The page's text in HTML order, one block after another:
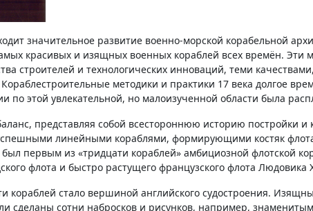
значительное развитие военно-морской корабельной
красивых и изящных военных кораблей всех времён.
строителей и технологических инноваций, теми
методики и практики 17 века долгое
по этой увлекательной, но малоизученной области была
представляя собой всестороннюю историю постройки
линейными кораблями, формирующими костяк
первым из «тридцати кораблей» амбициозной флотской
флота и быстро растущего французского флота Людовика
кораблей стало вершиной английского судостроения.
сделаны сотни набросков и рисунков, например,